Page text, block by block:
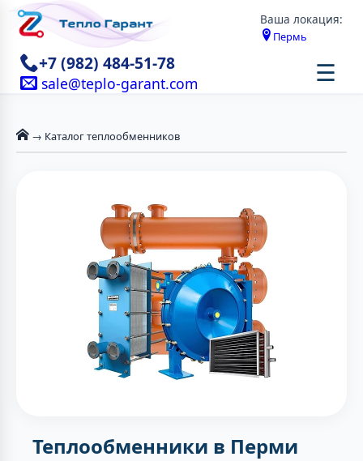
Ваша локация:
Пермь
+7 (982) 484-51-78
sale@teplo-garant.com ☰
→ Каталог теплообменников
Теплообменники в Перми